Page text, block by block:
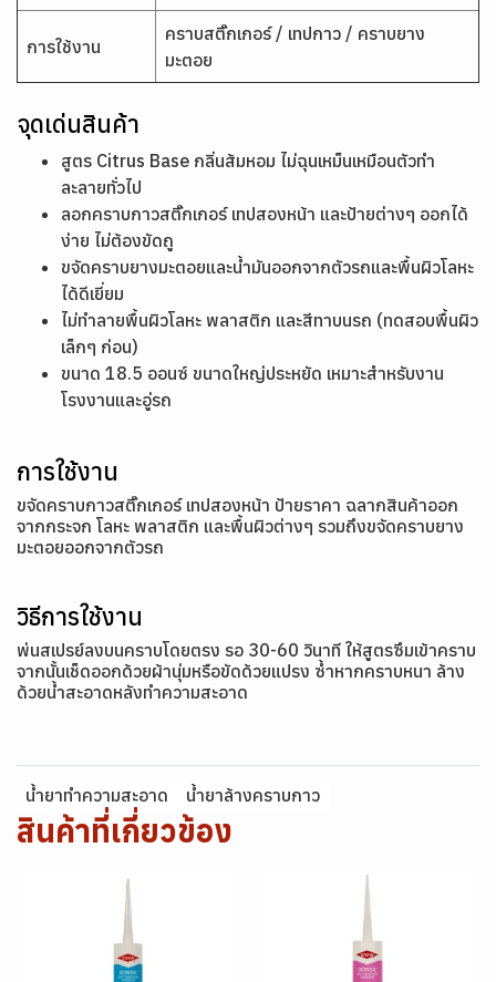
การใช้งาน
คราบสติ๊กเกอร์ / เทปกาว / คราบยาง
มะตอย
จุดเด่นสินค้า
สูตร Citrus Base กลิ่นส้มหอม ไม่ฉุนเหม็นเหมือนตัวทำ
ละลายทั่วไป
ลอกคราบกาวสติ๊กเกอร์ เทปสองหน้า และป้ายต่างๆ ออกได้
ง่าย ไม่ต้องขัดถู
ขจัดคราบยางมะตอยและน้ำมันออกจากตัวรถและพื้นผิวโลหะ
ได้ดีเยี่ยม
ไม่ทำลายพื้นผิวโลหะ พลาสติก และสีทาบนรถ (ทดสอบพื้นผิว
เล็กๆ ก่อน)
ขนาด 18.5 ออนซ์ ขนาดใหญ่ประหยัด เหมาะสำหรับงาน
โรงงานและอู่รถ
การใช้งาน
ขจัดคราบกาวสติ๊กเกอร์ เทปสองหน้า ป้ายราคา ฉลากสินค้าออก
จากกระจก โลหะ พลาสติก และพื้นผิวต่างๆ รวมถึงขจัดคราบยาง
มะตอยออกจากตัวรถ
วิธีการใช้งาน
พ่นสเปรย์ลงบนคราบโดยตรง รอ 30-60 วินาที ให้สูตรซึมเข้าคราบ
จากนั้นเช็ดออกด้วยผ้านุ่มหรือขัดด้วยแปรง ซ้ำหากคราบหนา ล้าง
ด้วยน้ำสะอาดหลังทำความสะอาด
น้ำยาทำความสะอาด น้ำยาล้างคราบกาว
สินค้าที่เกี่ยวข้อง